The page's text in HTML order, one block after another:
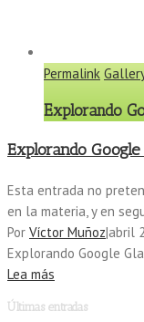
Permalink
Explorando
Explorando
Esta entrada no
en la materia, y en
Por Víctor Muñoz|abril
Explorando Google
Lea más
Últimas entradas